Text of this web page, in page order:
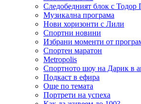
Следобедният блок с Тодор
Музикална програма
Нови хоризонти с Лили
Спортни новини
Избрани моменти от
Спортен маратон
Metropolis
Спортното шоу на Дарик в
Подкаст в ефира
Още по темата
Портрети на успеха